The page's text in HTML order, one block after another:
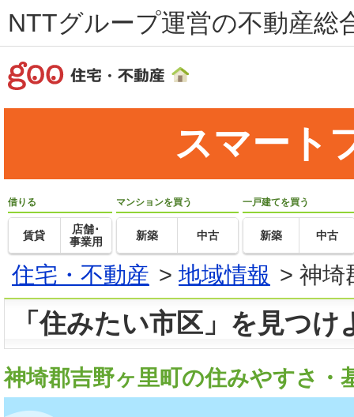
NTTグループ運営の不動産総
スマート
借りる
賃貸
店舗･
事業用
マンションを買う
新築 中古
一戸建てを買う
新築 中古
住宅・不動産 > 地域情報 > 神埼
「住みたい市区」を見つけ
神埼郡吉野ヶ里町の住みやすさ・